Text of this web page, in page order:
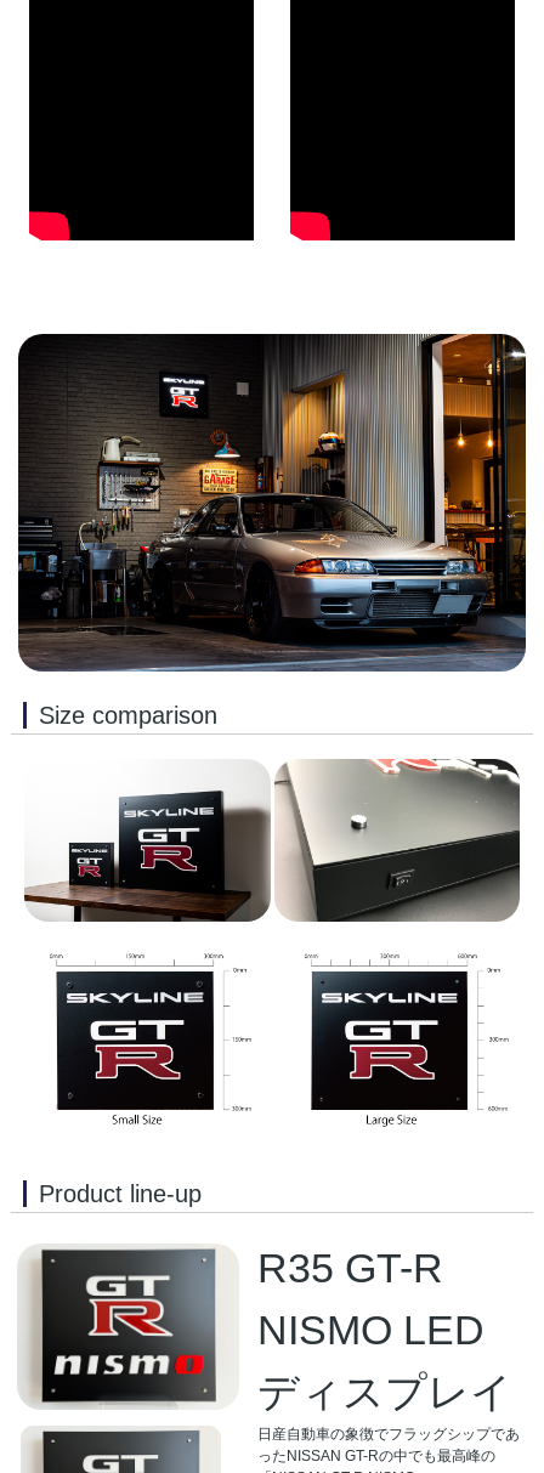
Size comparison
Product line-up
R35 GT-R
NISMO LED
ディスプレイ
日産自動車の象徴でフラッグシップであ
ったNISSAN GT-Rの中でも最高峰の